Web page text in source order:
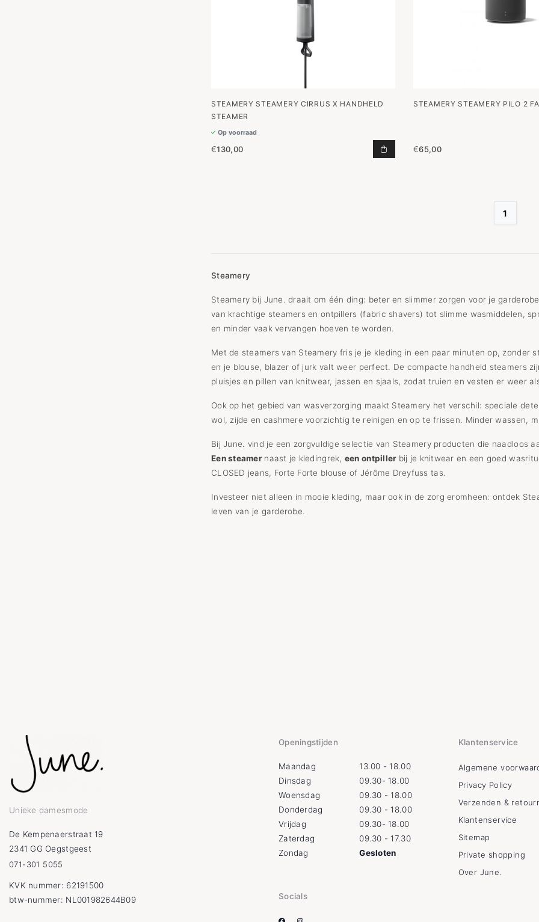
STEAMERY STEAMERY CIRRUS X HANDHELD
STEAMER
Op voorraad
€130,00 STEAMERY CIRRUS X HANDHELD
STEAMERY STEAMERY PILO 2
€65,00
1
Steamery
Steamery bij June. draait om één ding: beter en slimmer zorgen voor je
van krachtige steamers en ontpillers (fabric shavers) tot slimme wasmiddelen,
en minder vaak vervangen hoeven te worden.
Met de steamers van Steamery fris je je kleding in een paar minuten op, zonder
en je blouse, blazer of jurk valt weer perfect. De compacte handheld steamers
pluisjes en pillen van knitwear, jassen en sjaals, zodat truien en vesten er weer
Ook op het gebied van wasverzorging maakt Steamery het verschil: speciale
wol, zijde en cashmere voorzichtig te reinigen en op te frissen. Minder wassen,
Bij June. vind je een zorgvuldige selectie van Steamery producten die naadloos
Een steamer naast je kledingrek, een ontpiller bij je knitwear en een goed
CLOSED jeans, Forte Forte blouse of Jérôme Dreyfuss tas.
Investeer niet alleen in mooie kleding, maar ook in de zorg eromheen: ontdek
leven van je garderobe.
Unieke damesmode
De Kempenaerstraat 19
2341 GG Oegstgeest
071-301 5055
KVK nummer: 62191500
btw-nummer: NL001982644B09
Openingstijden
Maandag
13.00 - 18.00
Dinsdag
09.30- 18.00
Woensdag
09.30 - 18.00
Donderdag
09.30 - 18.00
Vrijdag
09.30- 18.00
Zaterdag
09.30 - 17.30
Zondag
Gesloten
Socials
Klantenservice
Algemene
Privacy Policy
Verzenden &
Klantenservice
Sitemap
Private shopping
Over June.